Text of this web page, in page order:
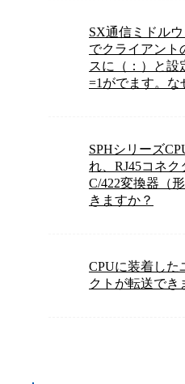
SX通信ミドル
でクライアント
スに（：）と設
=1がでます。な
SPHシリーズ
れ、RJ45コネク
C/422変換器（
きますか？
CPUに装着した
クトが転送でき